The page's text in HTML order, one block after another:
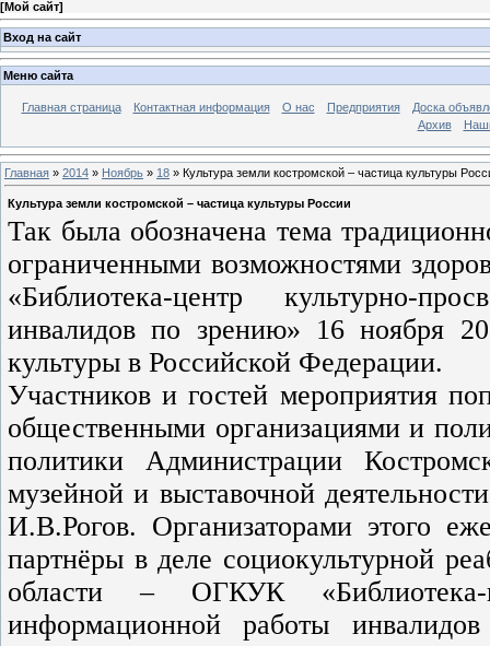
[Мой сайт]
Вход на сайт
Меню сайта
Главная страница Контактная информация О нас Предприятия
Доска
Архив
Главная » 2014 » Ноябрь » 18 » Культура земли костромской – частица культуры
Культура земли костромской – частица культуры России
Так была обозначена тема
ограниченными возможностями
«Библиотека-центр культурно-
инвалидов по зрению» 16 ноября
культуры в Российской Федерации.
Участников и гостей мероприятия
общественными организациями и
политики Администрации
музейной и выставочной
И.В.Рогов. Организаторами этого
партнёры в деле социокультурной
области – ОГКУК
информационной работы